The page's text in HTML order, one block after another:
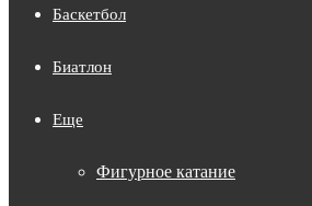
Баскетбол
Биатлон
Еще
Фигурное катание